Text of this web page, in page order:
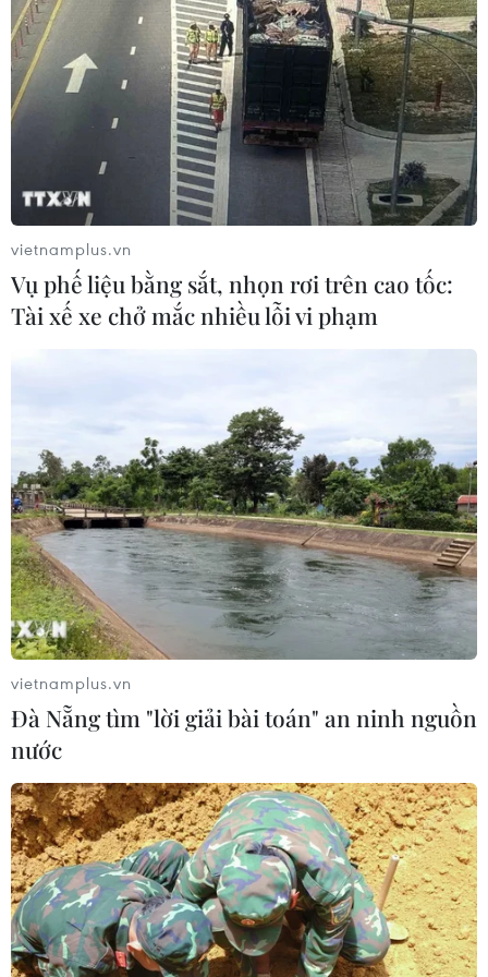
lãm thương mại quốc tế của Ấn Độ
07/08/2026 23:08
Xây dựng và phát triển Việt Nam trở
thành quốc gia biển mạnh
07/08/2026 22:30
Ngân hàng Trung ương Trung Quốc
mua thêm 20 tấn vàng trong tháng 7
Sáu chuyển đổi lớn về tư duy phát
triển kinh tế có vốn đầu tư nước
ngoài
07/08/2026 14:07
Cơ cấu lại vốn nhà nước tại doanh
nghiệp gắn với mục tiêu tăng trưởng
hai con số
07/08/2026 13:16
Chương trình mục tiêu quốc gia
thành một tổng thể
07/08/2026 13:06
Naver và NVIDIA tăng tốc xây dựng
“Nhà máy AI,” hướng tới doanh thu
vietnamplus.vn
Vụ phế liệu bằng sắt, nhọn rơi trên cao tốc:
Tài xế xe chở mắc nhiều lỗi vi phạm
vietnamplus.vn
Đà Nẵng tìm "lời giải bài toán" an ninh nguồn
nước